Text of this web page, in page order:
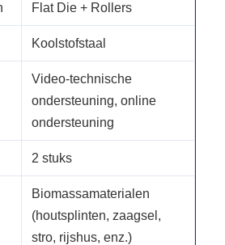
Flat Die + Rollers
Koolstofstaal
Video-technische
ondersteuning, online
ondersteuning
2 stuks
Biomassamaterialen
(houtsplinten, zaagsel,
stro, rijshus, enz.)